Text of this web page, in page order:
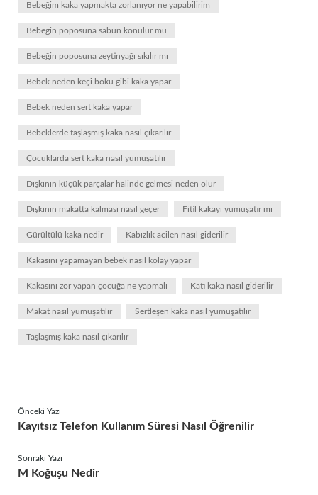
Bebeğim kaka yapmakta zorlanıyor ne yapabilirim
Bebeğin poposuna sabun konulur mu
Bebeğin poposuna zeytinyağı sıkılır mı
Bebek neden keçi boku gibi kaka yapar
Bebek neden sert kaka yapar
Bebeklerde taşlaşmış kaka nasıl çıkarılır
Çocuklarda sert kaka nasıl yumuşatılır
Dışkının küçük parçalar halinde gelmesi neden olur
Dışkının makatta kalması nasıl geçer Fitil kakayi yumuşatır mı
Gürültülü kaka nedir Kabızlık acilen nasıl giderilir
Kakasını yapamayan bebek nasıl kolay yapar
Kakasını zor yapan çocuğa ne yapmalı Katı kaka nasıl giderilir
Makat nasıl yumuşatılır Sertleşen kaka nasıl yumuşatılır
Taşlaşmış kaka nasıl çıkarılır
Önceki Yazı
Kayıtsız Telefon Kullanım Süresi Nasıl Öğrenilir
Sonraki Yazı
M Koğuşu Nedir